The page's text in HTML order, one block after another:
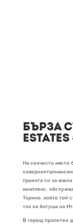
Бърза
Estates
На сенчесто място
проекта си за южна
комплекс,
Торино, който той
ток на ботуша на
В горещ пролетен